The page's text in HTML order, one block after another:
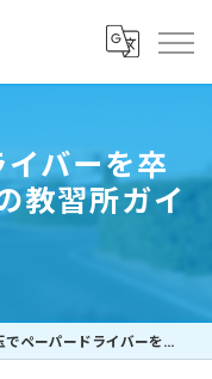
バーを卒
教習所ガイ
パードライバーを卒業！初心者でも安心の教習所ガイド